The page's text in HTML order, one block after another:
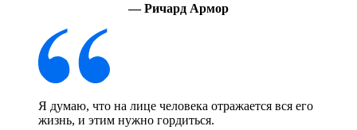
— Ричард Армор
Я думаю, что на лице человека отражается вся его
жизнь, и этим нужно гордиться.